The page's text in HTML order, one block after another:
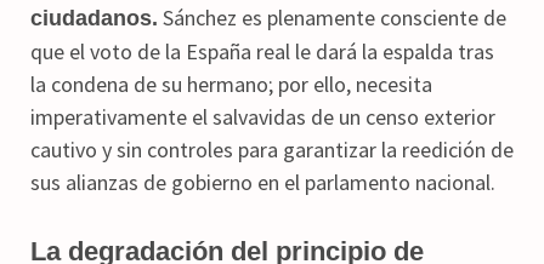
ciudadanos. Sánchez es plenamente consciente de
que el voto de la España real le dará la espalda tras
la condena de su hermano; por ello, necesita
imperativamente el salvavidas de un censo exterior
cautivo y sin controles para garantizar la reedición de
sus alianzas de gobierno en el parlamento nacional.
La degradación del principio de